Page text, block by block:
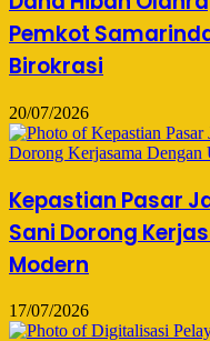
Pemkot
Birokrasi
20/07/2026
Kepastian Pasar
Sani Dorong
Modern
17/07/2026